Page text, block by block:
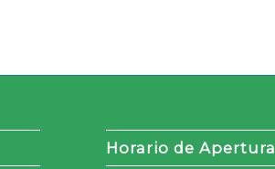
Horario de Apertura